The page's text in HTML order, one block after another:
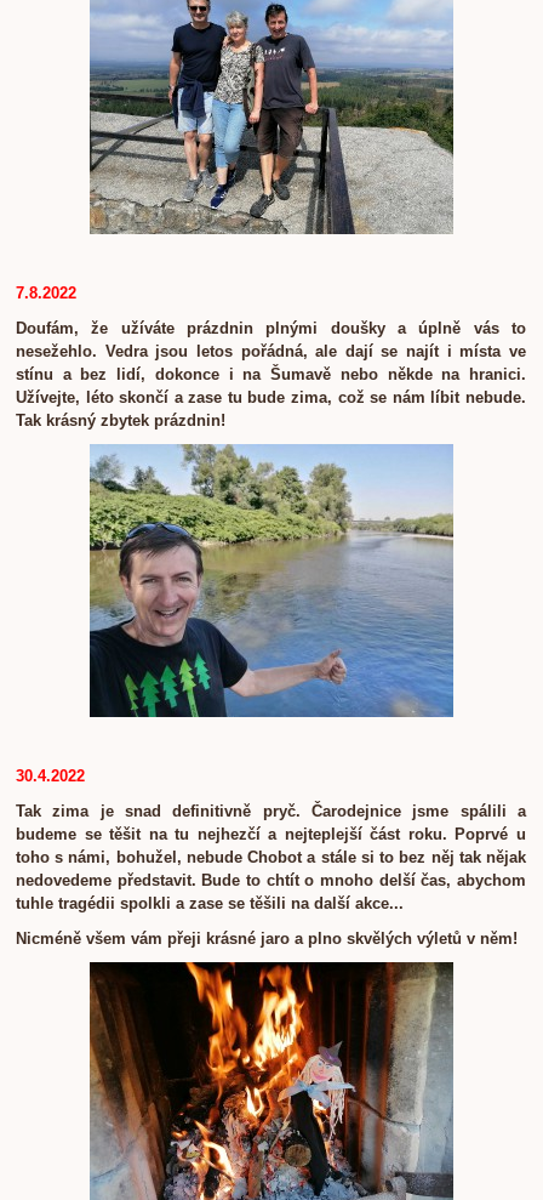
7.8.2022
Doufám, že užíváte prázdnin plnými doušky a úplně vás to
nesežehlo. Vedra jsou letos pořádná, ale dají se najít i místa ve
stínu a bez lidí, dokonce i na Šumavě nebo někde na hranici.
Užívejte, léto skončí a zase tu bude zima, což se nám líbit nebude.
Tak krásný zbytek prázdnin!
30.4.2022
Tak zima je snad definitivně pryč. Čarodejnice jsme spálili a
budeme se těšit na tu nejhezčí a nejteplejší část roku. Poprvé u
toho s námi, bohužel, nebude Chobot a stále si to bez něj tak nějak
nedovedeme představit. Bude to chtít o mnoho delší čas, abychom
tuhle tragédii spolkli a zase se těšili na další akce...
Nicméně všem vám přeji krásné jaro a plno skvělých výletů v něm!